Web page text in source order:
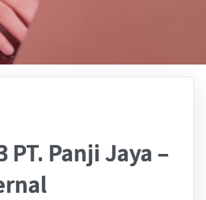
PT. Panji Jaya –